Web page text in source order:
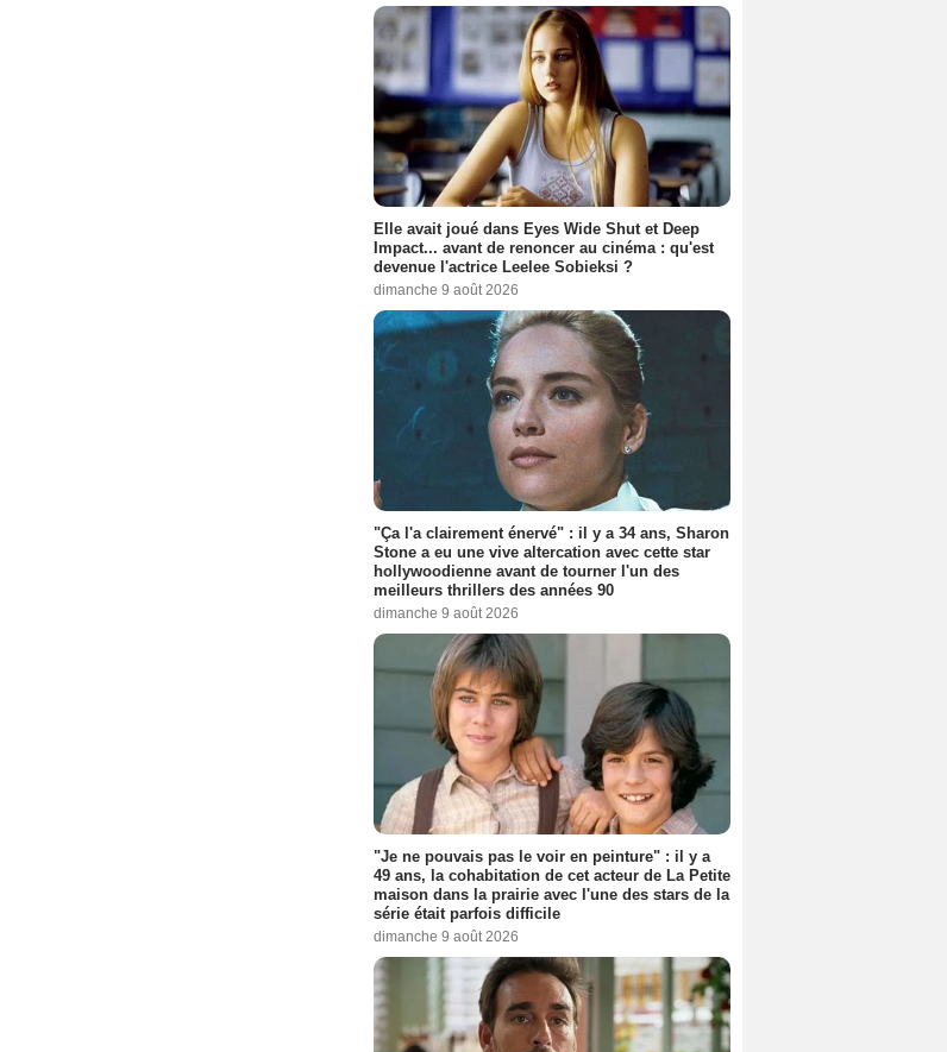
Elle avait joué dans Eyes Wide Shut et Deep
Impact... avant de renoncer au cinéma : qu'est
devenue l'actrice Leelee Sobieksi ?
dimanche 9 août 2026
"Ça l'a clairement énervé" : il y a 34 ans, Sharon
Stone a eu une vive altercation avec cette star
hollywoodienne avant de tourner l'un des
meilleurs thrillers des années 90
dimanche 9 août 2026
"Je ne pouvais pas le voir en peinture" : il y a
49 ans, la cohabitation de cet acteur de La Petite
maison dans la prairie avec l'une des stars de la
série était parfois difficile
dimanche 9 août 2026